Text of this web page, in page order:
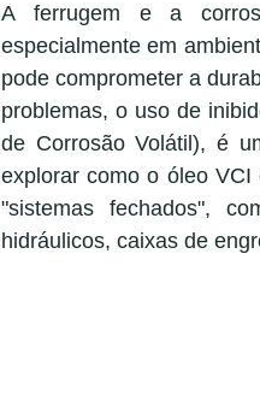
A ferrugem e a
especialmente em
pode comprometer a
problemas, o uso de
de Corrosão Volátil), é
explorar como o óleo
"sistemas fechados",
hidráulicos, caixas de